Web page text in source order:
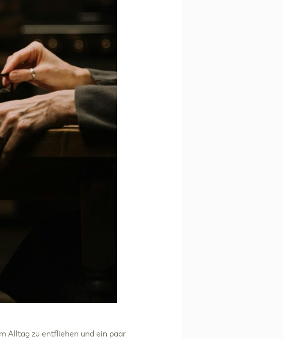
Alltag zu entfliehen und ein paar